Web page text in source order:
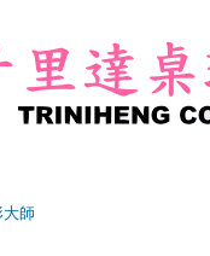
大師